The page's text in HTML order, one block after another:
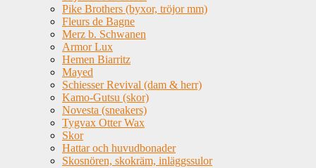
Pike Brothers (byxor, tröjor mm)
Fleurs de Bagne
Merz b. Schwanen
Armor Lux
Hemen Biarritz
Mayed
Schiesser Revival (dam & herr)
Kamo-Gutsu (skor)
Novesta (sneakers)
Tygvax Otter Wax
Skor
Hattar och huvudbonader
Skosnören, skokräm, inläggssulor